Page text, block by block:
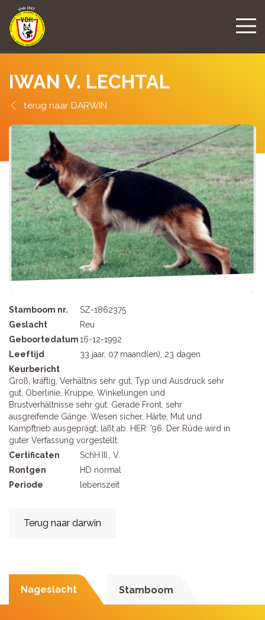
IWAN V. LECHTAL
DARWIN
Stamboom nr.
SZ-1862375
Geslacht
Reu
Geboortedatum16-12-1992
Leeftijd
33 jaar, 07 maand(en), 23 dagen
Keurbericht
Groß, kräftig, Verhältnis sehr gut, Typ und Ausdruck sehr
gut, Oberlinie, Kruppe, Winkelungen und
Brustverhältnisse sehr gut. Gerade Front, sehr
ausgreifende Gänge. Wesen sicher, Härte, Mut und
Kampftrieb ausgeprägt; läßt ab. HER: '96. Der Rüde wird in
guter Verfassung vorgestellt.
Certificaten
SchH.III., V.
Rontgen
HD normal
Periode
lebenszeit
Terug naar darwin
Nageslacht Stamboom